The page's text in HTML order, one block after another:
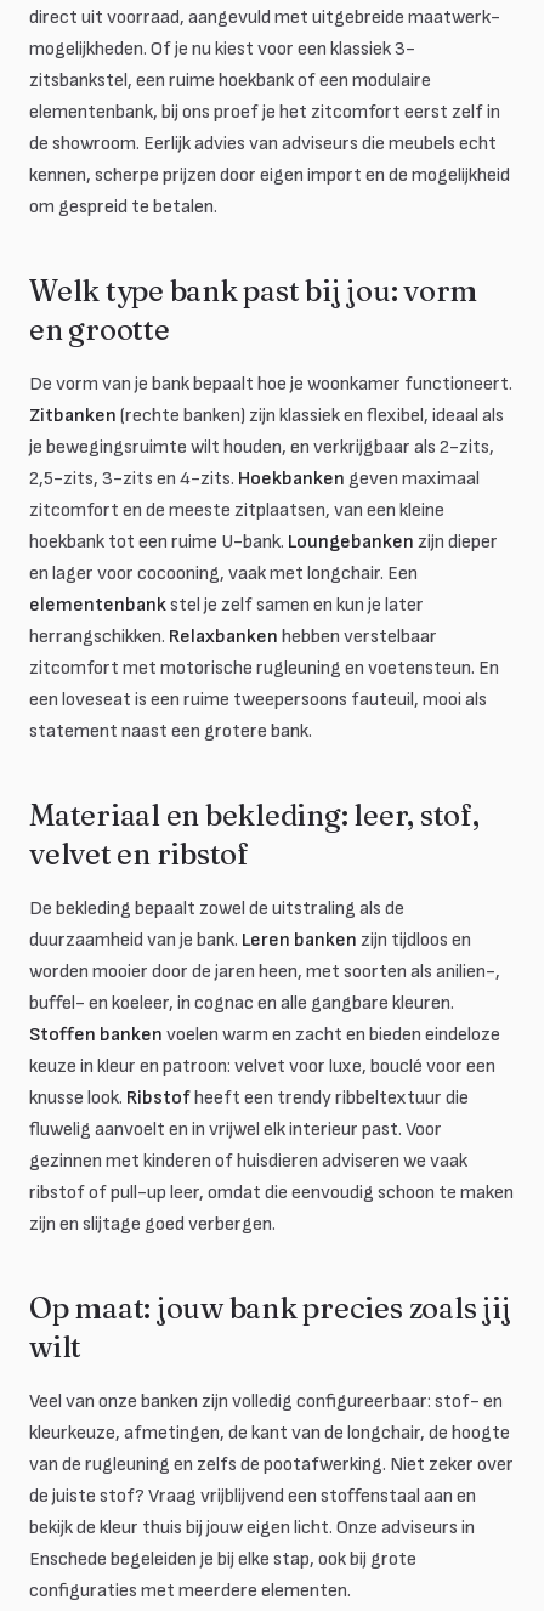
direct uit voorraad, aangevuld met uitgebreide maatwerk-
mogelijkheden. Of je nu kiest voor een klassiek 3-
zitsbankstel, een ruime hoekbank of een modulaire
elementenbank, bij ons proef je het zitcomfort eerst zelf in
de showroom. Eerlijk advies van adviseurs die meubels echt
kennen, scherpe prijzen door eigen import en de mogelijkheid
om gespreid te betalen.
Welk type bank past bij jou: vorm
en grootte
De vorm van je bank bepaalt hoe je woonkamer functioneert.
Zitbanken (rechte banken) zijn klassiek en flexibel, ideaal als
je bewegingsruimte wilt houden, en verkrijgbaar als 2-zits,
2,5-zits, 3-zits en 4-zits. Hoekbanken geven maximaal
zitcomfort en de meeste zitplaatsen, van een kleine
hoekbank tot een ruime U-bank. Loungebanken zijn dieper
en lager voor cocooning, vaak met longchair. Een
elementenbankstel je zelf samen en kun je later
herrangschikken. Relaxbanken hebben verstelbaar
zitcomfort met motorische rugleuning en voetensteun. En
een loveseat is een ruime tweepersoons fauteuil, mooi als
statement naast een grotere bank.
Materiaal en bekleding: leer, stof,
velvet en ribstof
De bekleding bepaalt zowel de uitstraling als de
duurzaamheid van je bank. Leren banken zijn tijdloos en
worden mooier door de jaren heen, met soorten als anilien-,
buffel- en koeleer, in cognac en alle gangbare kleuren.
Stoffen banken voelen warm en zacht en bieden eindeloze
keuze in kleur en patroon: velvet voor luxe, bouclé voor een
knusse look. Ribstofheeft een trendy ribbeltextuur die
fluwelig aanvoelt en in vrijwel elk interieur past. Voor
gezinnen met kinderen of huisdieren adviseren we vaak
ribstof of pull-up leer, omdat die eenvoudig schoon te maken
zijn en slijtage goed verbergen.
Op maat: jouw bank precies zoals jij
wilt
Veel van onze banken zijn volledig configureerbaar: stof- en
kleurkeuze, afmetingen, de kant van de longchair, de hoogte
van de rugleuning en zelfs de pootafwerking. Niet zeker over
de juiste stof? Vraag vrijblijvend een stoffenstaal aan en
bekijk de kleur thuis bij jouw eigen licht. Onze adviseurs in
Enschede begeleiden je bij elke stap, ook bij grote
configuraties met meerdere elementen.